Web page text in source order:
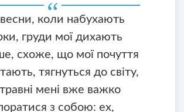
коли набухають
груди мої дихають
схоже, що мої почуття
тягнуться до світу,
травні мені вже важко
з собою: ех,